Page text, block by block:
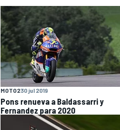
MOTO230 jul 2019
Pons renueva a Baldassarri y
Fernandez para 2020